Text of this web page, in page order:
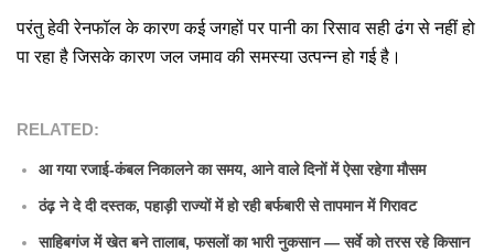
परंतु हेवी रेनफॉल के कारण कई जगहों पर पानी का रिसाव सही ढंग से नहीं हो
पा रहा है जिसके कारण जल जमाव की समस्या उत्पन्न हो गई है।
RELATED:
आ गया रजाई-कंबल निकालने का समय, आने वाले दिनों में ऐसा रहेगा मौसम
ठंढ़ ने दे दी दस्तक, पहाड़ी राज्यों में हो रही बर्फबारी से तापमान में गिरावट
साहिबगंज में खेत बने तालाब, फसलों का भारी नुकसान — सर्वे को तरस रहे किसान